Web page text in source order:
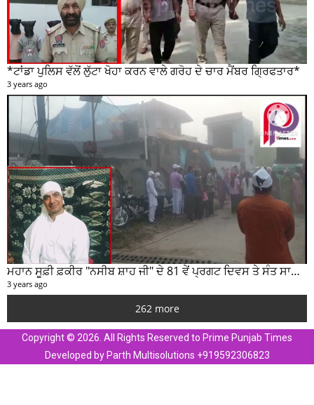
*ਟਾਂਡਾ ਪੁਲਿਸ ਵੱਲੋਂ ਲੁੱਟਾ ਖੋਹਾ ਕਰਨ ਵਾਲੇ ਗਰੋਹ ਦੇ ਚਾਰ ਮੈਂਬਰ ਗ੍ਰਿਫਤਾਰ*
3 years ago
ਮਹਾਨ ਸੂਫ਼ੀ ਫ਼ਕੀਰ "ਨਸੀਬ ਸ਼ਾਹ ਜੀ" ਦੇ 81 ਵੇਂ ਪ੍ਰਗਟ ਦਿਵਸ ਤੇ ਸੰਤ ਸਾਹਿਬ ਜੋਤ ਸਿੰਘ ਜੀ ਮਹਾਰਾਜ ਦੇ ਸੁਣੋ ਵਿਚਾਰ
3 years ago
262 more
Copyright © 2026. All Rights Reserved to Prime Punjab Times
Developed by Parth Multisolutions +919592306823